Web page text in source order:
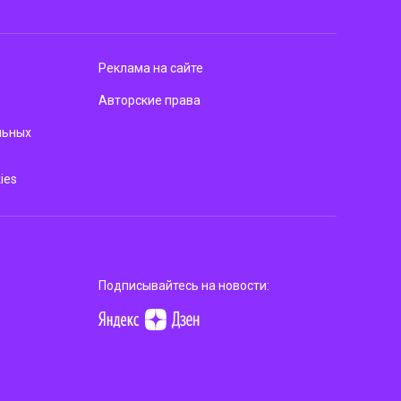
Реклама на сайте
Авторские права
Подписывайтесь на новости: